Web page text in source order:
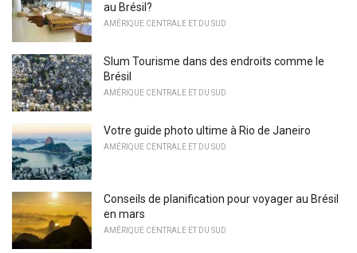
au Brésil?
AMÉRIQUE CENTRALE ET DU SUD
Slum Tourisme dans des endroits comme le
Brésil
AMÉRIQUE CENTRALE ET DU SUD
Votre guide photo ultime à Rio de Janeiro
AMÉRIQUE CENTRALE ET DU SUD
Conseils de planification pour voyager au Brésil
en mars
AMÉRIQUE CENTRALE ET DU SUD